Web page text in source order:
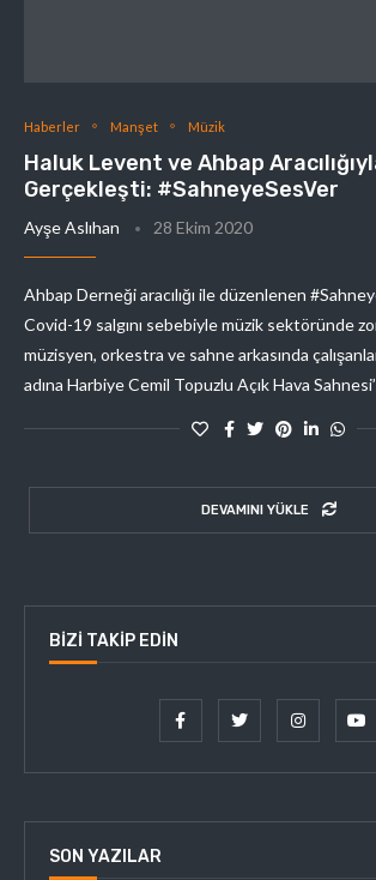
Haberler Manşet Müzik
Haluk Levent ve Ahbap
Gerçekleşti: #SahneyeSesVer
Ayşe Aslıhan 28 Ekim 2020
Ahbap Derneği aracılığı ile düzenlenen
Covid-19 salgını sebebiyle müzik sektöründe
müzisyen, orkestra ve sahne arkasında
adına Harbiye Cemil Topuzlu Açık Hava
DEVAMINI YÜKLE
BIZI TAKIP EDIN
SON YAZILAR